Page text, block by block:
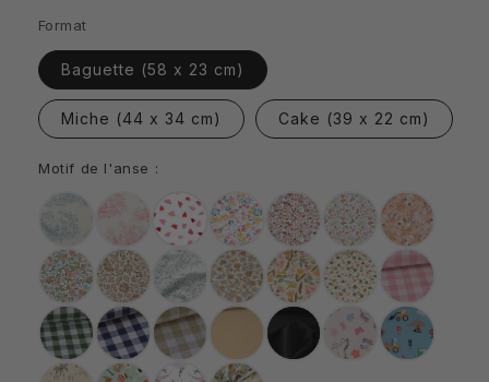
Format
Baguette (58 x 23 cm)
Miche (44 x 34 cm) Cake (39 x 22 cm)
Motif de l'anse :
bleu
rouge
Cœurs Bridget Liberty FleuretteBouquet
PenséesOriental Azra Marion Lapi Léopard
roses
9mm
Carreaux
verts
9mm
Carreaux
bleus
9mm
Carreaux
beiges
9mm
Lin
Noir
Licorne Chantier